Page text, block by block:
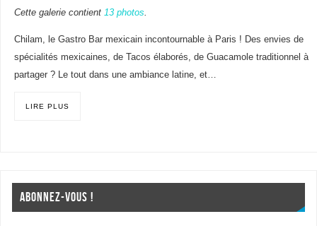
Cette galerie contient 13 photos
Chilam, le Gastro Bar mexicain incontournable à Paris ! Des envies de
spécialités mexicaines, de Tacos élaborés, de Guacamole traditionnel à
partager ? Le tout dans une ambiance latine, et…
LIRE PLUS
ABONNEZ-VOUS !